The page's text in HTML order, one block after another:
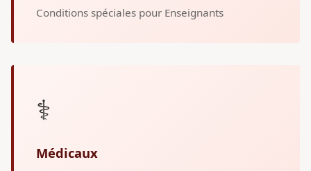
Conditions spéciales pour Enseignants
⚕️
Médicaux